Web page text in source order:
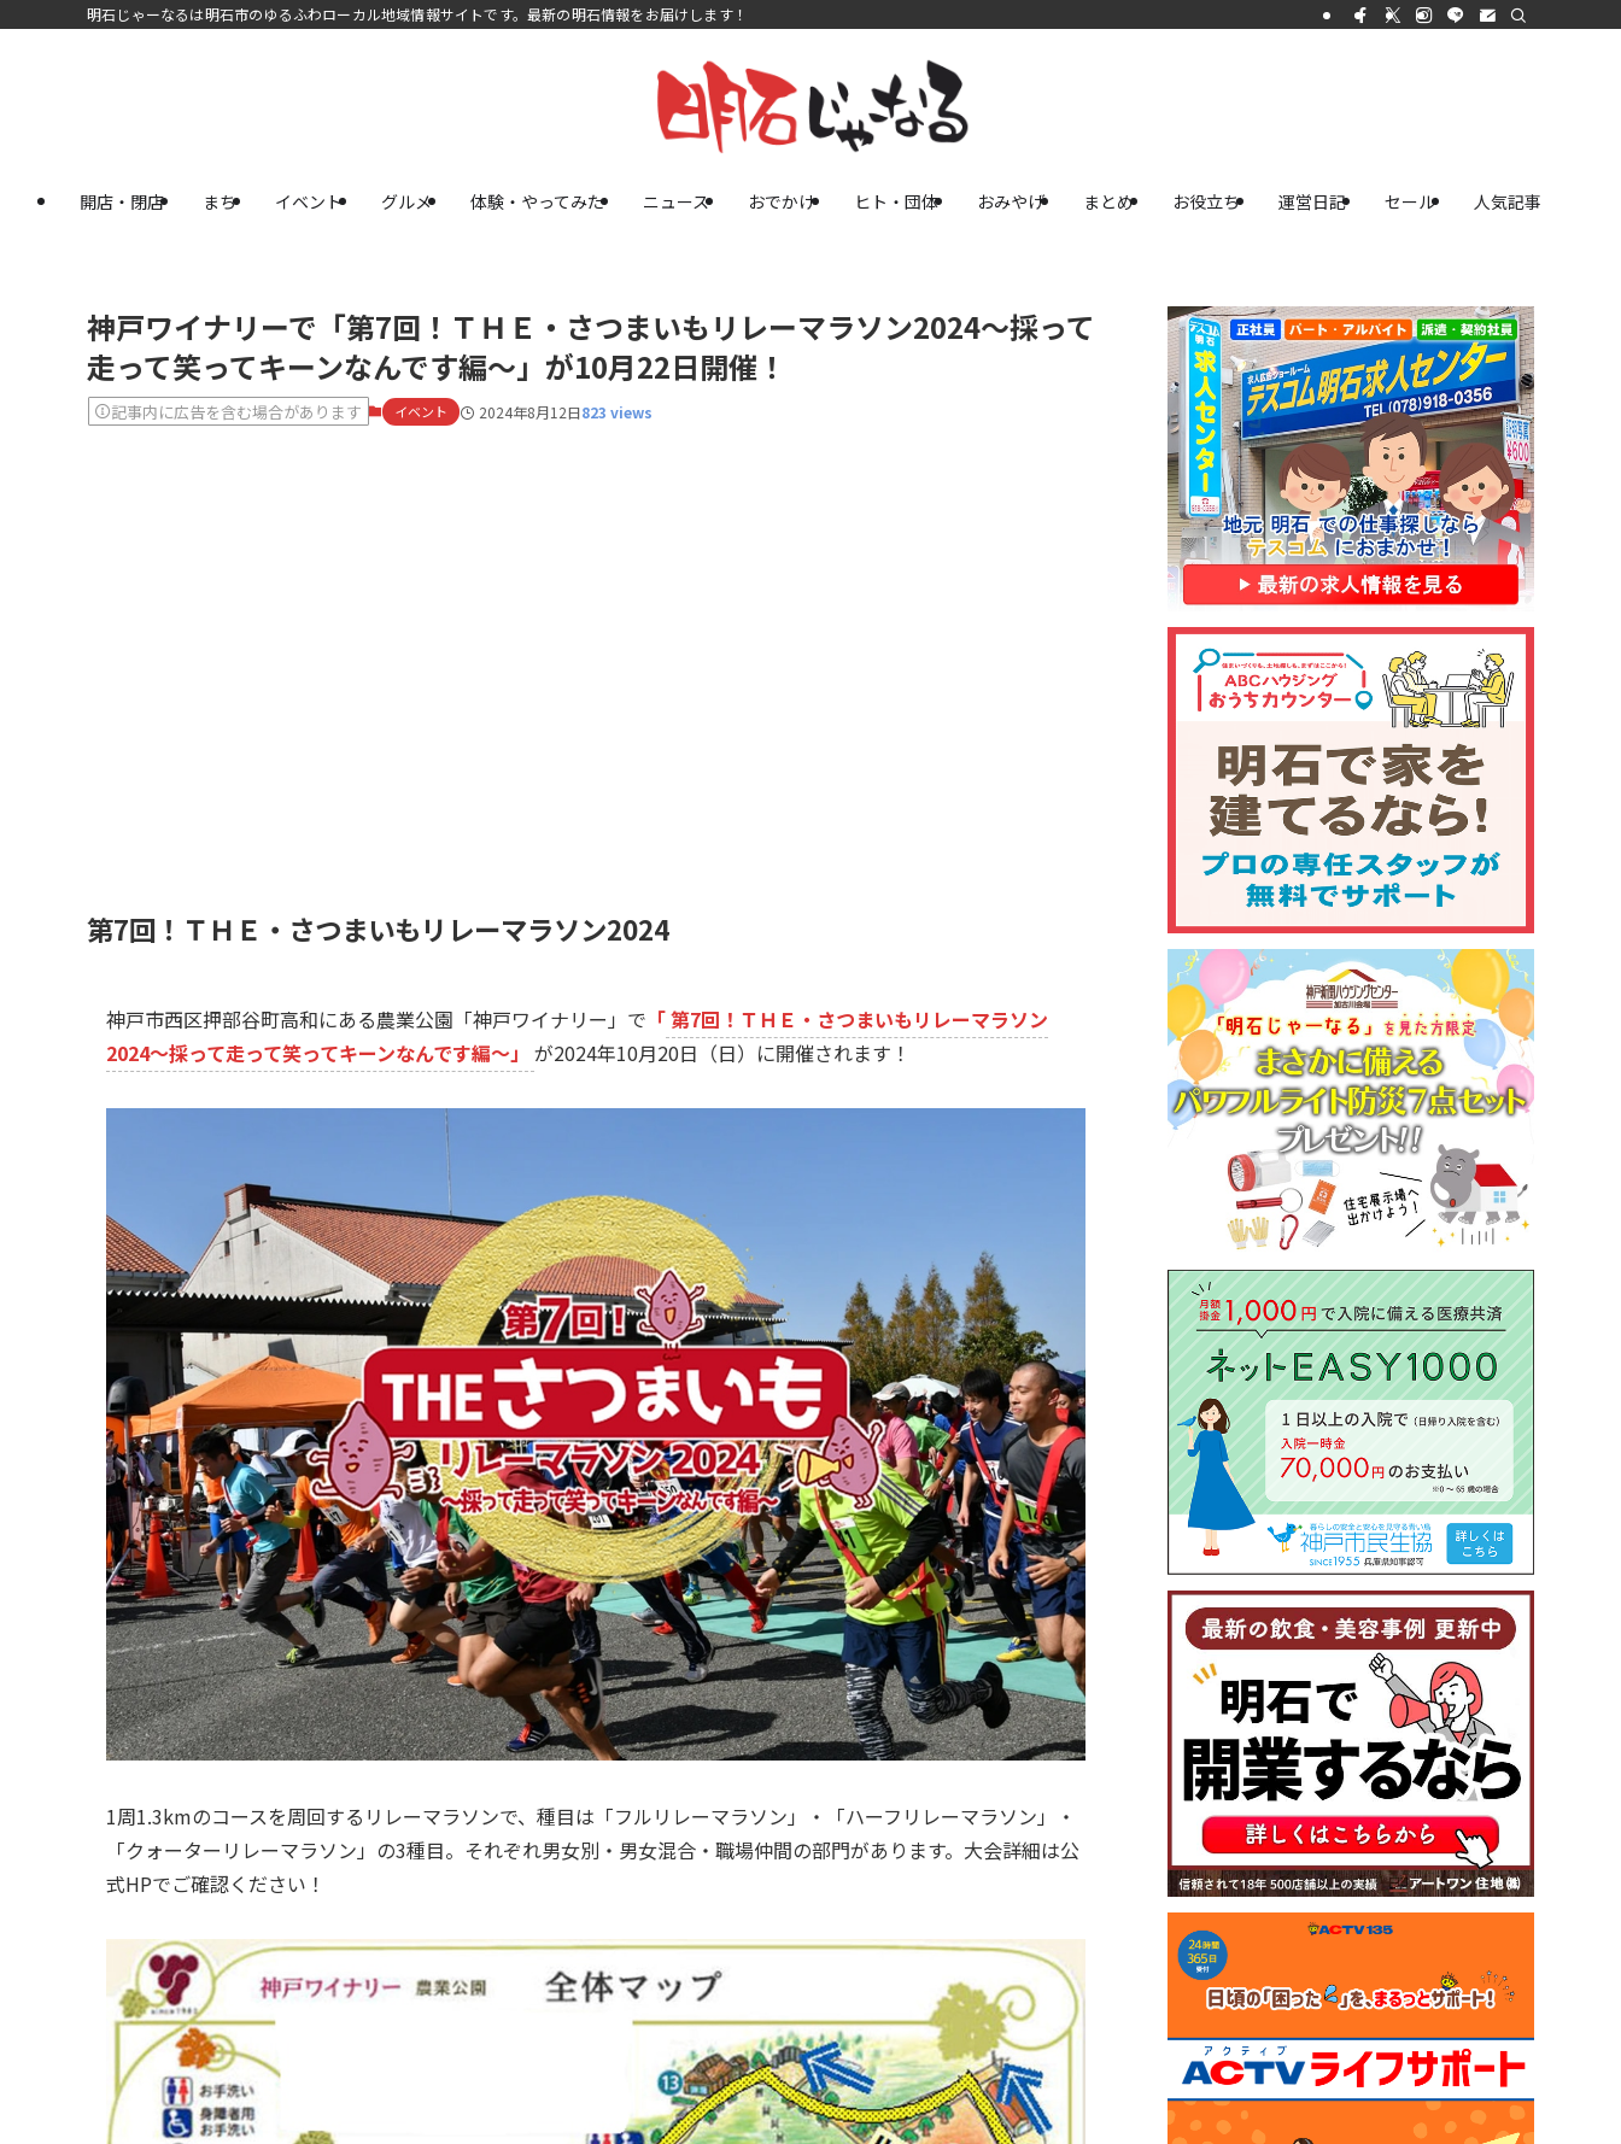
明石じゃーなるは明石市のゆるふわローカル地域情報サイトです。最新の明石情報をお届けします！
開店・閉店 まち イベント グルメ 体験・やってみた ニュース おでかけ ヒト・団体 おみやげ まとめ お役立ち 運営日記 セール 人気記事
神戸ワイナリーで「第7回！ＴＨＥ・さつまいもリレーマラソン2024～採って
走って笑ってキーンなんです編～」が10月22日開催！
記事内に広告を含む場合があります イベント 2024年8月12日823 views
第7回！ＴＨＥ・さつまいもリレーマラソン2024
神戸市西区押部谷町高和にある農業公園「神戸ワイナリー」で 「第7回！ＴＨＥ・さつまいもリレーマラソン
2024～採って走って笑ってキーンなんです編～」 が2024年10月20日（日）に開催されます！
1周1.3kmのコースを周回するリレーマラソンで、種目は「フルリレーマラソン」・「ハーフリレーマラソン」・
「クォーターリレーマラソン」の3種目。それぞれ男女別・男女混合・職場仲間の部門があります。大会詳細は公
式HPでご確認ください！